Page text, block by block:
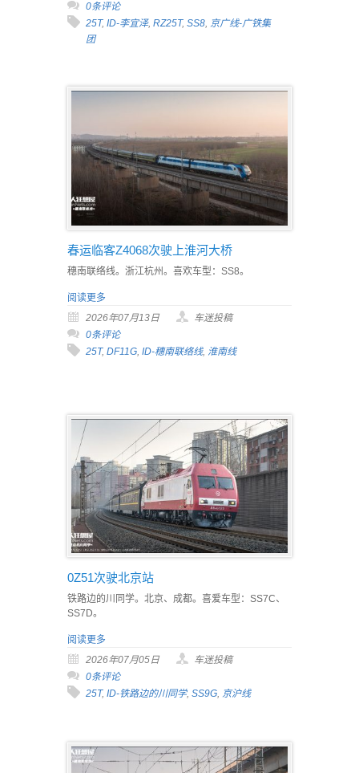
0条评论
25T, ID-李宜泽, RZ25T, SS8, 京广线-广铁集
团
春运临客Z4068次驶上淮河大桥
穗南联络线。浙江杭州。喜欢车型：SS8。
阅读更多
2026年07月13日
车迷投稿
0条评论
25T, DF11G ID-穗南联络线, 淮南线
0Z51次驶北京站
铁路边的川同学。北京、成都。喜爱车型：SS7C、
SS7D。
阅读更多
2026年07月05日
车迷投稿
0条评论
25T, ID-铁路边的川同学, SS9G, 京沪线